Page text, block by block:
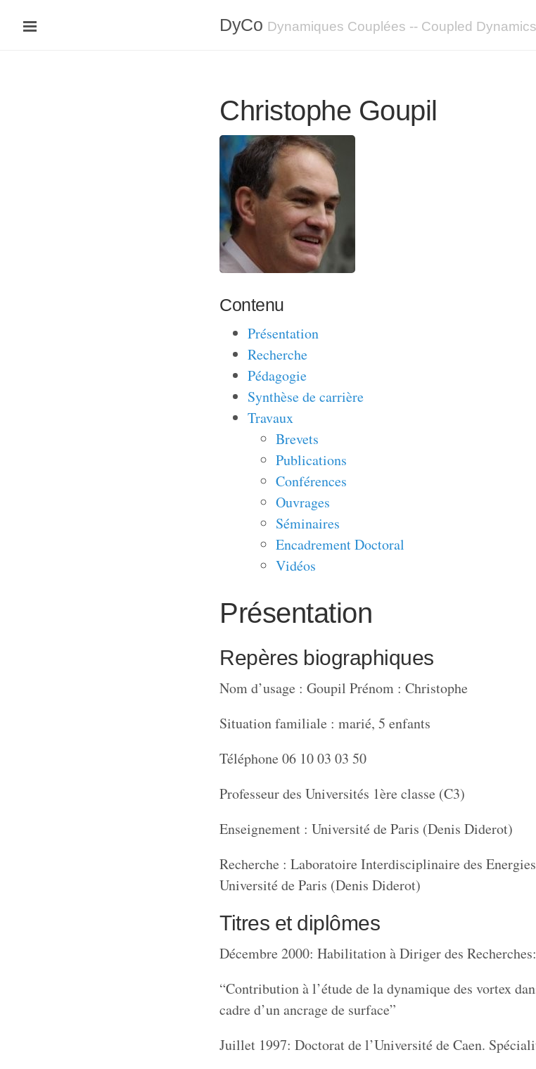
DyCo Dynamiques Couplées -- Coupled Dynamics
Christophe Goupil
Contenu
Présentation
Recherche
Pédagogie
Synthèse de carrière
Travaux
Brevets
Publications
Conférences
Ouvrages
Séminaires
Encadrement Doctoral
Vidéos
Présentation
Repères biographiques
Nom d’usage : Goupil Prénom : Christophe
Situation familiale : marié, 5 enfants
Téléphone 06 10 03 03 50
Professeur des Universités 1ère classe (C3)
Enseignement : Université de Paris (Denis Diderot)
Recherche : Laboratoire Interdisciplinaire des
Université de Paris (Denis Diderot)
Titres et diplômes
Décembre 2000: Habilitation à Diriger des Recherches:
“Contribution à l’étude de la dynamique des vortex
cadre d’un ancrage de surface”
Juillet 1997: Doctorat de l’Université de Caen.